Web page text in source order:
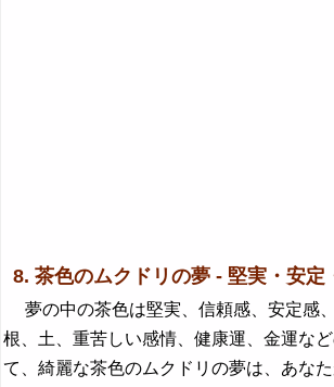
8. 茶色のムクドリの夢 - 堅実・安定
夢の中の茶色は堅実、信頼感、安定感、
根、土、重苦しい感情、健康運、金運な
て、綺麗な茶色のムクドリの夢は、あな